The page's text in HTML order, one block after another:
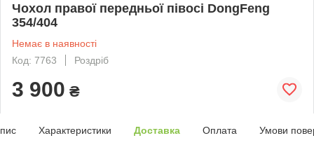
Чохол правої передньої півосі DongFeng
354/404
Немає в наявності
Код: 7763
Роздріб
3 900 ₴
Характеристики Доставка Оплата Умови